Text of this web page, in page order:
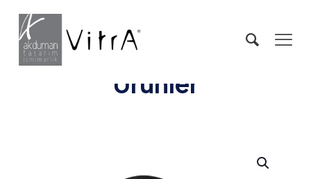
Ürünler